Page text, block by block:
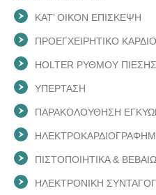
ΚΑΤ’ ΟΙΚΟΝ ΕΠΙΣΚΕΨΗ
ΠΡΟΕΓΧΕΙΡΗΤΙΚΟ
HOLTER ΡΥΘΜΟΥ ΠΙΕΣΗΣ
ΥΠΕΡΤΑΣΗ
ΠΑΡΑΚΟΛΟΥΘΗΣΗ
ΠΙΣΤΟΠΟΙΗΤΙΚΑ &
ΗΛΕΚΤΡΟΝΙΚΗ